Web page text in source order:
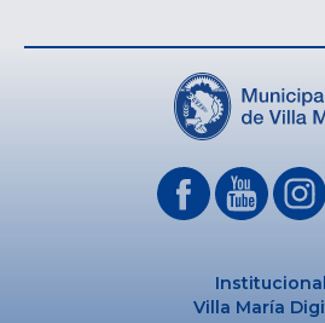
Institucional
Villa María